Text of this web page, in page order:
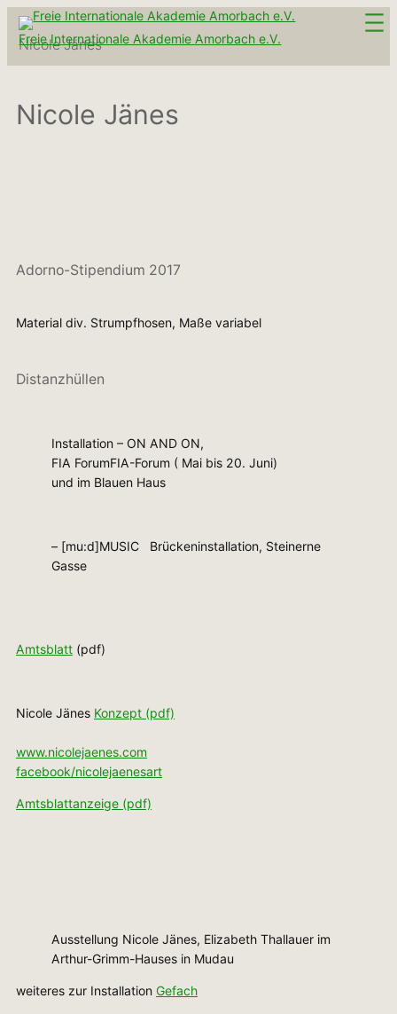
Zum
Inhalt
springen
Nicole Jänes
Freie Internationale Akademie Amorbach e.V.
Nicole Jänes
Adorno-Stipendium 2017
Material div. Strumpfhosen, Maße variabel
Distanzhüllen
Installation – ON AND ON,
FIA ForumFIA-Forum ( Mai bis 20. Juni)
und im Blauen Haus
– [mu:d]MUSIC Brückeninstallation, Steinerne
Gasse
Amtsblatt (pdf)
Nicole Jänes Konzept (pdf)
www.nicolejaenes.com
facebook/nicolejaenesart
Amtsblattanzeige (pdf)
Ausstellung Nicole Jänes, Elizabeth Thallauer im
Arthur-Grimm-Hauses in Mudau
weiteres zur Installation Gefach